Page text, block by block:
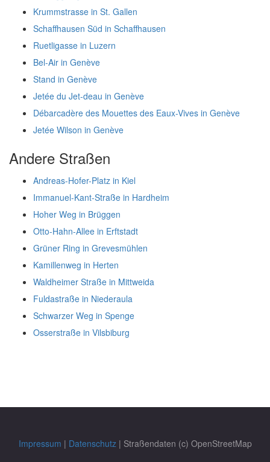
Krummstrasse in St. Gallen
Schaffhausen Süd in Schaffhausen
Ruetligasse in Luzern
Bel-Air in Genève
Stand in Genève
Jetée du Jet-deau in Genève
Débarcadère des Mouettes des Eaux-Vives in Genève
Jetée Wilson in Genève
Andere Straßen
Andreas-Hofer-Platz in Kiel
Immanuel-Kant-Straße in Hardheim
Hoher Weg in Brüggen
Otto-Hahn-Allee in Erftstadt
Grüner Ring in Grevesmühlen
Kamillenweg in Herten
Waldheimer Straße in Mittweida
Fuldastraße in Niederaula
Schwarzer Weg in Spenge
Osserstraße in Vilsbiburg
Impressum | Datenschutz| Straßendaten (c) OpenStreetMap